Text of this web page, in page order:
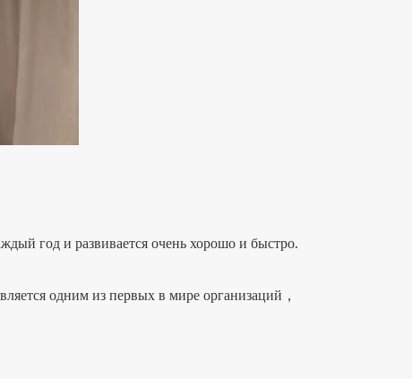
год и развивается очень хорошо и быстро.
одним из первых в мире организаций，